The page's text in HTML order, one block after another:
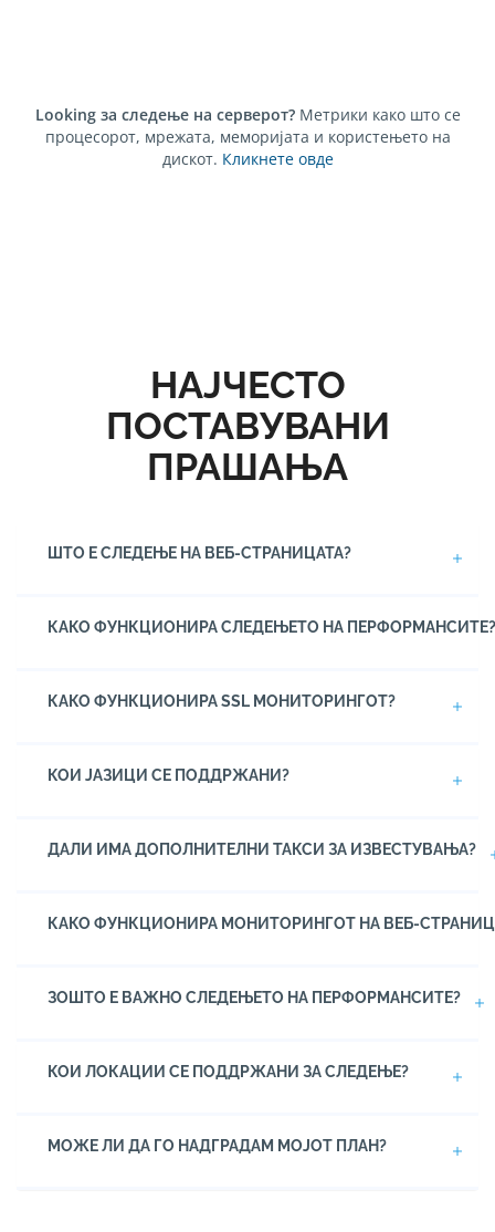
Looking за следење на серверот?Метрики како што се
процесорот, мрежата, меморијата и користењето на
дискот. Кликнете овде
НАЈЧЕСТО
ПОСТАВУВАНИ
ПРАШАЊА
ШТО Е СЛЕДЕЊЕ НА ВЕБ-СТРАНИЦАТА?
КАКО ФУНКЦИОНИРА СЛЕДЕЊЕТО НА ПЕРФОРМАНСИТЕ?
КАКО ФУНКЦИОНИРА SSL МОНИТОРИНГОТ?
КОИ ЈАЗИЦИ СЕ ПОДДРЖАНИ?
ДАЛИ ИМА ДОПОЛНИТЕЛНИ ТАКСИ ЗА ИЗВЕСТУВАЊА?
КАКО ФУНКЦИОНИРА МОНИТОРИНГОТ НА ВЕБ-
ЗОШТО Е ВАЖНО СЛЕДЕЊЕТО НА ПЕРФОРМАНСИТЕ?
КОИ ЛОКАЦИИ СЕ ПОДДРЖАНИ ЗА СЛЕДЕЊЕ?
МОЖЕ ЛИ ДА ГО НАДГРАДАМ МОЈОТ ПЛАН?